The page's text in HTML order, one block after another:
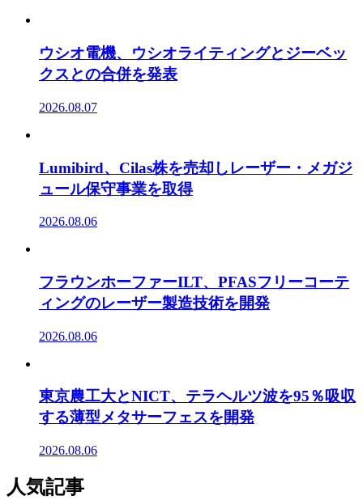
ウシオ電機、ウシオライティングとジーベッ
クスとの合併を発表
2026.08.07
Lumibird、Cilas株を売却しレーザー・メガジ
ュール保守事業を取得
2026.08.06
フラウンホーファーILT、PFASフリーコーテ
ィングのレーザー製造技術を開発
2026.08.06
東京農工大とNICT、テラヘルツ波を95％吸収
する薄型メタサーフェスを開発
2026.08.06
人気記事